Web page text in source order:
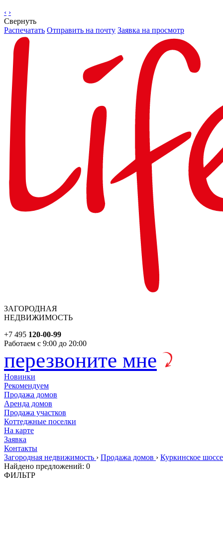
‹ ›
Свернуть
Распечатать Отправить на почту Заявка на просмотр
ЗАГОРОДНАЯ
НЕДВИЖИМОСТЬ
+7 495 120-00-99
Работаем с 9:00 до 20:00
перезвоните мне
Новинки
Рекомендуем
Продажа домов
Аренда домов
Продажа участков
Коттеджные поселки
На карте
Заявка
Контакты
Загородная недвижимость › Продажа домов › Куркинское
Найдено предложений: 0
ФИЛЬТР